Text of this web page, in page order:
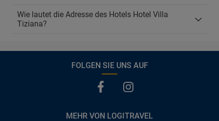
Wie lautet die Adresse des Hotels Hotel Villa
Tiziana?
FOLGEN SIE UNS AUF
MEHR VON LOGITRAVEL